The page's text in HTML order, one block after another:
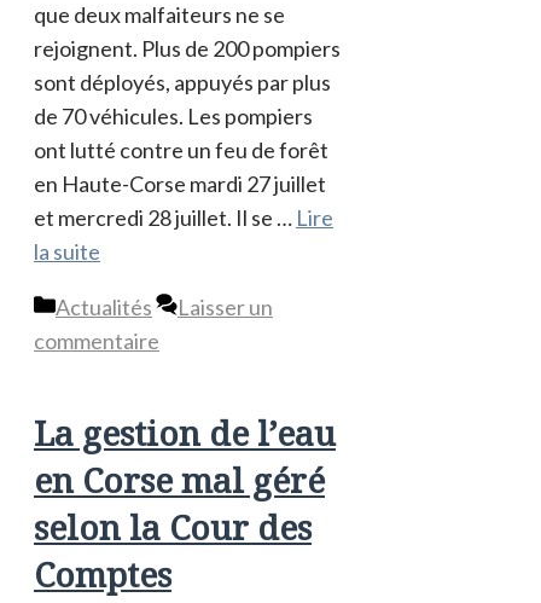
que deux malfaiteurs ne se
rejoignent. Plus de 200 pompiers
sont déployés, appuyés par plus
de 70 véhicules. Les pompiers
ont lutté contre un feu de forêt
en Haute-Corse mardi 27 juillet
et mercredi 28 juillet. Il se … Lire
la suite
Catégories
Actualités
Laisser un
commentaire
La gestion de l’eau
en Corse mal géré
selon la Cour des
Comptes